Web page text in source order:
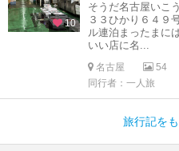
10
そうだ名古屋いこ
３３ひかり６４９
ル連泊まったまに
いい店に名...
名古屋 54
同行者：一人旅
旅行記を